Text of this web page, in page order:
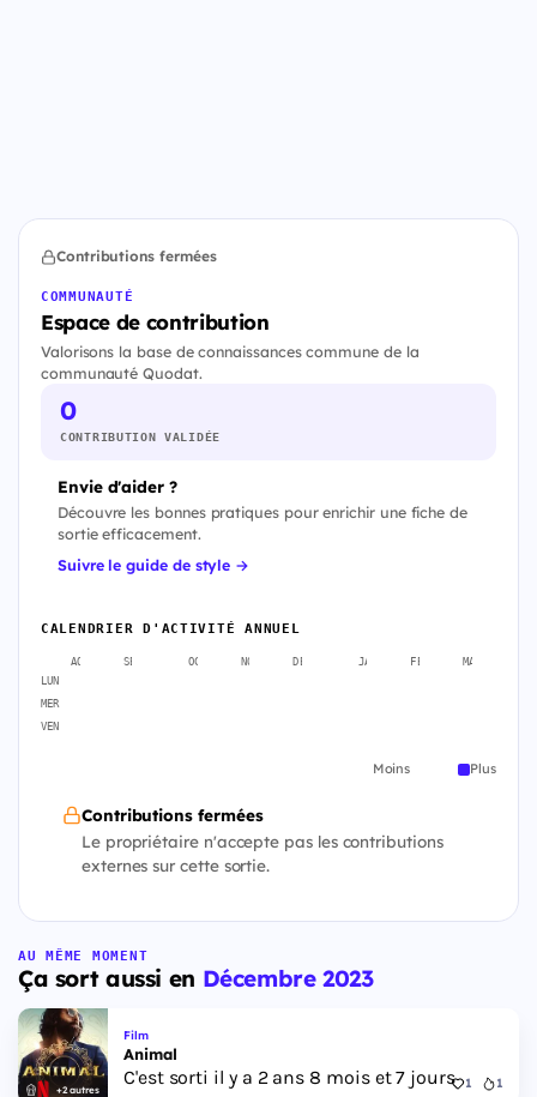
Contributions fermées
COMMUNAUTÉ
Espace de contribution
Valorisons la base de connaissances commune de la
communauté Quodat.
0
CONTRIBUTION VALIDÉE
Envie d'aider ?
Découvre les bonnes pratiques pour enrichir une fiche de
sortie efficacement.
Suivre le guide de style →
CALENDRIER D'ACTIVITÉ ANNUEL
AOÛT SEPT. OCT. NOV. DÉC. JANV. FÉVR. MARS
LUN
MER
VEN
Moins Plus
Contributions fermées
Le propriétaire n'accepte pas les contributions
externes sur cette sortie.
AU MÊME MOMENT
Ça sort aussi en Décembre 2023
+2 autres
Film
Animal
C'est sorti il y a 2 ans 8 mois et 7 jours 1 1